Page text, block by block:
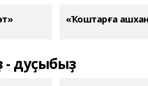
«Ҡоштарға
- дуҫыбыҙ